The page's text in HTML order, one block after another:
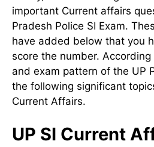
important Current affairs
Pradesh Police SI Exam.
have added below that you
score the number.
and exam pattern of the UP
the following significant
Current Affairs.
UP SI Current